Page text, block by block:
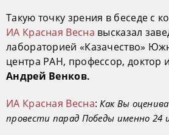
Такую точку зрения в беседе с
ИА Красная Весна высказал
лабораторией «Казачество»
центра РАН, профессор, доктор
Андрей Венков.
ИА Красная Весна:Как Вы
провести парад Победы именно 24